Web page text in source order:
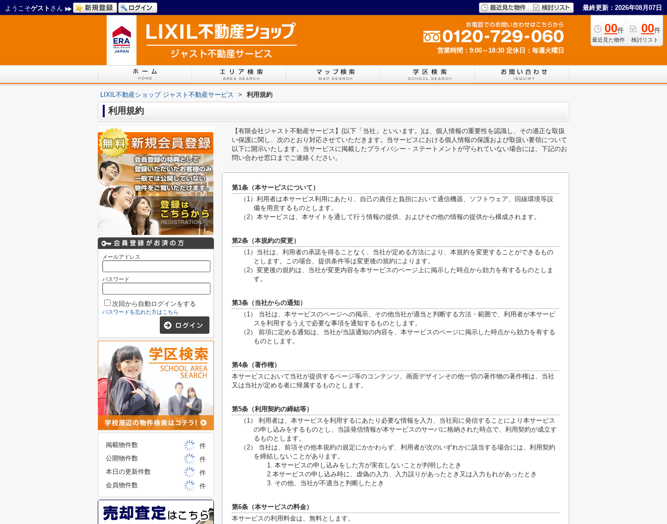
ようこそゲスト さん 最終更新：2026年08月07日
00件
最近見た物件
00件
検討リスト
営業時間：9:00～18:30 定休日：毎週火曜日
LIXIL不動産ショップ ジャスト不動産サービス > 利用規約
利用規約
【有限会社ジャスト不動産サービス】(以下「当社」といいます。)は、個人情報の重要性を認識し、その適正な取扱
い保護に関し、次のとおり対応させていただきます。当サービスにおける個人情報の保護および取扱い要領について
以下に開示いたします。当サービスに掲載したプライバシー・ステートメントが守られていない場合には、下記のお
問い合わせ窓口までご連絡ください。
第1条（本サービスについて）
（1）利用者は本サービス利用にあたり、自己の責任と負担において通信機器、ソフトウェア、回線環境等設
備を用意するものとします。
（2）本サービスは、本サイトを通して行う情報の提供、およびその他の情報の提供から構成されます。
第2条（本規約の変更）
（1）当社は、利用者の承諾を得ることなく、当社が定める方法により、本規約を変更することができるもの
とします。この場合、提供条件等は変更後の規約によります。
（2）変更後の規約は、当社が変更内容を本サービスのページ上に掲示した時点から効力を有するものとしま
す。
第3条（当社からの通知）
（1） 当社は、本サービスのページへの掲示、その他当社が適当と判断する方法・範囲で、利用者が本サービ
スを利用するうえで必要な事項を通知するものとします。
（2） 前項に定める通知は、当社が当該通知の内容を、本サービスのページに掲示した時点から効力を有する
ものとします。
第4条（著作権）
本サービスにおいて当社が提供するページ等のコンテンツ、画面デザインその他一切の著作物の著作権は、当社
又は当社が定める者に帰属するものとします。
第5条（利用契約の締結等）
（1） 利用者は、本サービスを利用するにあたり必要な情報を入力、当社宛に発信することにより本サービス
の申し込みをするものとし、当該発信情報が本サービスのサーバに格納された時点で、利用契約が成立す
るものとします。
（2） 当社は、前項その他本規約の規定にかかわらず、利用者が次のいずれかに該当する場合には、利用契約
を締結しないことがあります。
1. 本サービスの申し込みをした方が実在しないことが判明したとき
2.本サービスの申し込み時に、虚偽の入力、入力誤りがあったとき又は入力もれがあったとき
3. その他、当社が不適当と判断したとき
第6条（本サービスの料金）
本サービスの利用料金は、無料とします。
メールアドレス
パスワード
次回から自動ログインをする
パスワードを忘れた方はこちら
掲載物件数
件
公開物件数
件
本日の更新件数
件
会員物件数
件